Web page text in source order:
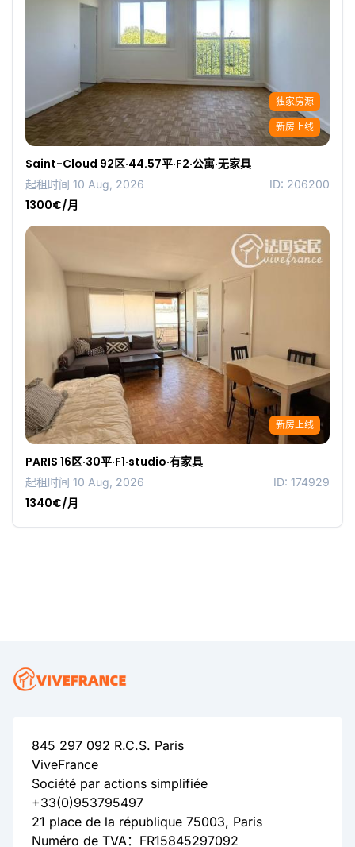
独家房源
新房上线
Saint-Cloud 92区·44.57平·F2·公寓·无家具
起租时间 10 Aug, 2026 ID: 206200
1300€/月
新房上线
PARIS 16区·30平·F1·studio·有家具
起租时间 10 Aug, 2026 ID: 174929
1340€/月
845 297 092 R.C.S. Paris
ViveFrance
Société par actions simplifiée
+33(0)953795497
21 place de la république 75003, Paris
Numéro de TVA：FR15845297092